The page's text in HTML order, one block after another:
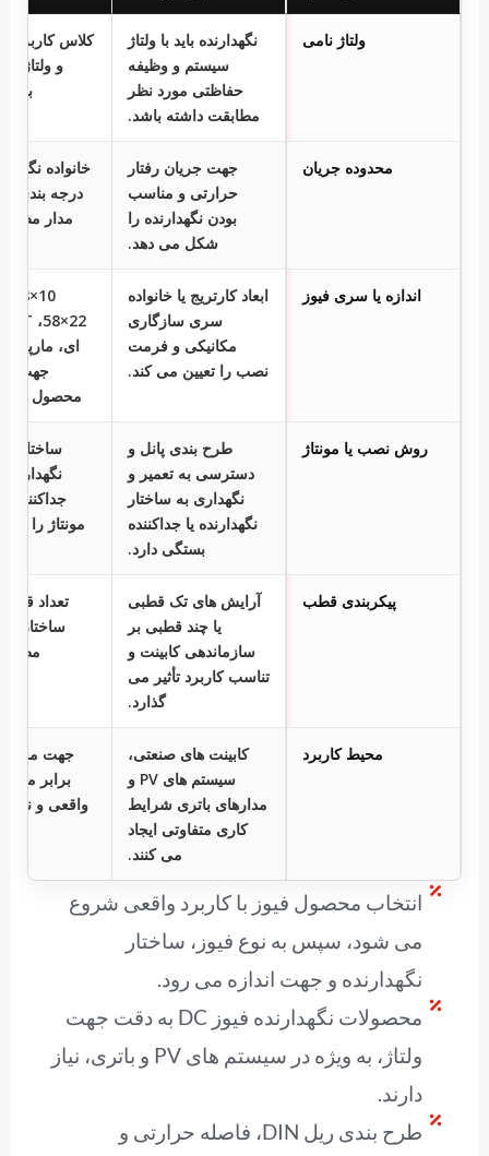
ولتاژ نامی
نگهدارنده باید با ولتاژ
سیستم و وظیفه
حفاظتی مورد نظر
مطابقت داشته باشد.
و ولتاژ
محدوده جریان
جهت جریان رفتار
حرارتی و مناسب
بودن نگهدارنده را
شکل می دهد.
خانواده
درجه بندی
مدار
اندازه یا سری فیوز
ابعاد کارتریج یا خانواده
سری سازگاری
مکانیکی و فرمت
نصب را تعیین می کند.
ای،
جهت
محصول را
روش نصب یا مونتاژ
طرح بندی پانل و
دسترسی به تعمیر و
نگهداری به ساختار
نگهدارنده یا جداکننده
بستگی دارد.
جداکننده
مونتاژ را
پیکربندی قطب
آرایش های تک قطبی
یا چند قطبی بر
سازماندهی کابینت و
تناسب کاربرد تأثیر می
گذارد.
تعداد قطب
ساختار
محیط کاربرد
کابینت های صنعتی،
سیستم های PV و
مدارهای باتری شرایط
کاری متفاوتی ایجاد
می کنند.
جهت
برابر مورد
واقعی و
انتخاب محصول فیوز با کاربرد واقعی شروع
می شود، سپس به نوع فیوز، ساختار
نگهدارنده و جهت اندازه می رود.
محصولات نگهدارنده فیوز DC به دقت جهت
ولتاژ، به ویژه در سیستم های PV و باتری، نیاز
دارند.
طرح بندی ریل DIN، فاصله حرارتی و